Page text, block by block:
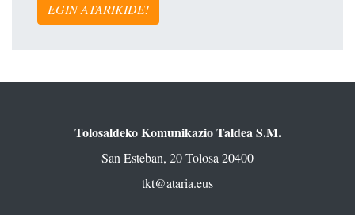
EGIN ATARIKIDE!
Tolosaldeko Komunikazio Taldea S.M.
San Esteban, 20 Tolosa 20400
tkt@ataria.eus